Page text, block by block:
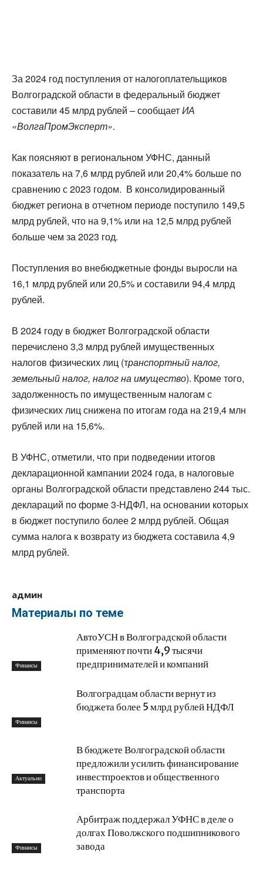
За 2024 год поступления от налогоплательщиков
Волгоградской области в федеральный бюджет
составили 45 млрд рублей – сообщаетИА
«ВолгаПромЭксперт».
Как поясняют в региональном УФНС, данный
показатель на 7,6 млрд рублей или 20,4% больше по
сравнению с 2023 годом. В консолидированный
бюджет региона в отчетном периоде поступило 149,5
млрд рублей, что на 9,1% или на 12,5 млрд рублей
больше чем за 2023 год.
Поступления во внебюджетные фонды выросли на
16,1 млрд рублей или 20,5% и составили 94,4 млрд
рублей.
В 2024 году в бюджет Волгоградской области
перечислено 3,3 млрд рублей имущественных
налогов физических лиц (транспортный налог,
земельный налог, налог на имущество). Кроме того,
задолженность по имущественным налогам с
физических лиц снижена по итогам года на 219,4 млн
рублей или на 15,6%.
В УФНС, отметили, что при подведении итогов
декларационной кампании 2024 года, в налоговые
органы Волгоградской области представлено 244 тыс.
деклараций по форме 3-НДФЛ, на основании которых
в бюджет поступило более 2 млрд рублей. Общая
сумма налога к возврату из бюджета составила 4,9
млрд рублей.
админ
Материалы по теме
Финансы
АвтоУСН в Волгоградской области
применяют почти 4,9 тысячи
предпринимателей и компаний
Финансы
Волгоградцам области вернут из
бюджета более 5 млрд рублей НДФЛ
Актуально
В бюджете Волгоградской области
предложили усилить финансирование
инвестпроектов и общественного
транспорта
Финансы
Арбитраж поддержал УФНС в деле о
долгах Поволжского подшипникового
завода